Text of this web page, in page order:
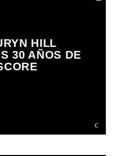
HILL
30 AÑOS DE